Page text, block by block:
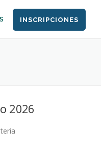
INSCRIPCIONES
2026